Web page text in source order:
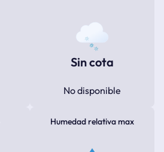
Sin cota
No disponible
Humedad relativa max